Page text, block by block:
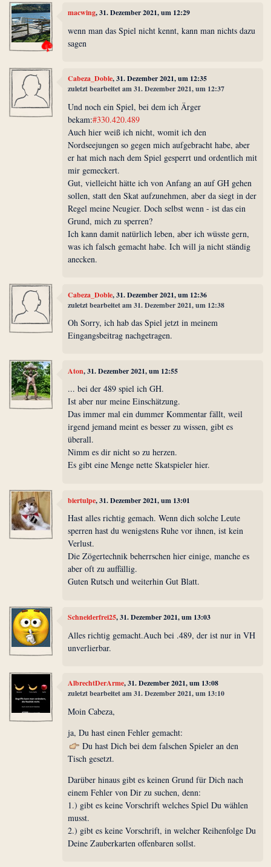
macwing, 31. Dezember 2021, um 12:29
wenn man das Spiel nicht kennt, kann man nichts dazu
sagen
Cabeza_Doble, 31. Dezember 2021, um 12:35
zuletzt bearbeitet am 31. Dezember 2021, um 12:37
Und noch ein Spiel, bei dem ich Ärger
bekam:#330.420.489
Auch hier weiß ich nicht, womit ich den
Nordseejungen so gegen mich aufgebracht habe, aber
er hat mich nach dem Spiel gesperrt und ordentlich mit
mir gemeckert.
Gut, vielleicht hätte ich von Anfang an auf GH gehen
sollen, statt den Skat aufzunehmen, aber da siegt in der
Regel meine Neugier. Doch selbst wenn - ist das ein
Grund, mich zu sperren?
Ich kann damit natürlich leben, aber ich wüsste gern,
was ich falsch gemacht habe. Ich will ja nicht ständig
anecken.
Cabeza_Doble, 31. Dezember 2021, um 12:36
zuletzt bearbeitet am 31. Dezember 2021, um 12:38
Oh Sorry, ich hab das Spiel jetzt in meinem
Eingangsbeitrag nachgetragen.
Aton, 31. Dezember 2021, um 12:55
... bei der 489 spiel ich GH.
Ist aber nur meine Einschätzung.
Das immer mal ein dummer Kommentar fällt, weil
irgend jemand meint es besser zu wissen, gibt es
überall.
Nimm es dir nicht so zu herzen.
Es gibt eine Menge nette Skatspieler hier.
biertulpe, 31. Dezember 2021, um 13:01
Hast alles richtig gemach. Wenn dich solche Leute
sperren hast du wenigstens Ruhe vor ihnen, ist kein
Verlust.
Die Zögertechnik beherrschen hier einige, manche es
aber oft zu auffällig.
Guten Rutsch und weiterhin Gut Blatt.
Schneiderfrei25, 31. Dezember 2021, um 13:03
Alles richtig gemacht.Auch bei .489, der ist nur in VH
unverlierbar.
AlbrechtDerArme, 31. Dezember 2021, um 13:08
zuletzt bearbeitet am 31. Dezember 2021, um 13:10
Moin Cabeza,
ja, Du hast einen Fehler gemacht:
Du hast Dich bei dem falschen Spieler an den
Tisch gesetzt.
Darüber hinaus gibt es keinen Grund für Dich nach
einem Fehler von Dir zu suchen, denn:
1.) gibt es keine Vorschrift welches Spiel Du wählen
musst.
2.) gibt es keine Vorschrift, in welcher Reihenfolge Du
Deine Zauberkarten offenbaren sollst.